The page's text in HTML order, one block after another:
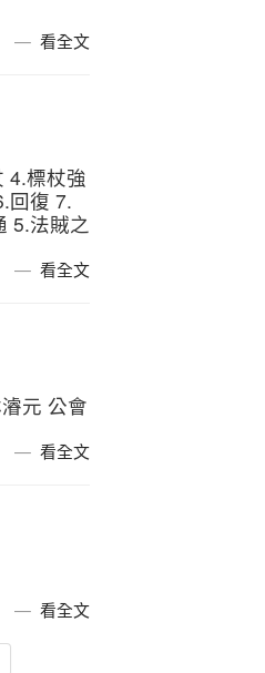
看全文
4.標杖強
回復 7.
5.法賊之
看全文
元 公會
看全文
看全文